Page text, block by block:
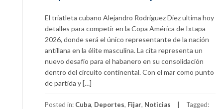
El triatleta cubano Alejandro Rodríguez Diez ultima hoy
detalles para competir en la Copa América de Ixtapa
2026, donde será el único representante de la nación
antillana en la élite masculina. La cita representa un
nuevo desafío para el habanero en su consolidación
dentro del circuito continental. Con el mar como punto
de partida y […]
Posted in: Cuba, Deportes, Fijar, Noticias Tagged: